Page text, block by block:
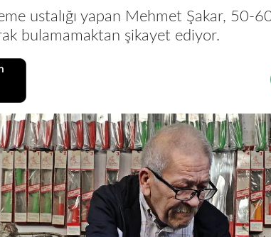
ustalığı yapan Mehmet Şakar, 50-
bulamamaktan şikayet ediyor.